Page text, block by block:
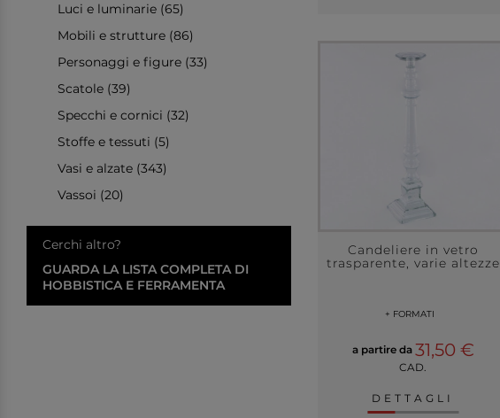
Luci e luminarie (65)
Mobili e strutture (86)
Personaggi e figure (33)
Scatole (39)
Specchi e cornici (32)
Stoffe e tessuti (5)
Vasi e alzate (343)
Vassoi (20)
Cerchi altro?
GUARDA LA LISTA COMPLETA DI
HOBBISTICA E FERRAMENTA
Candeliere in vetro
trasparente, varie altezze
+ FORMATI
a partire da 31,50 €
CAD.
DETTAGLI